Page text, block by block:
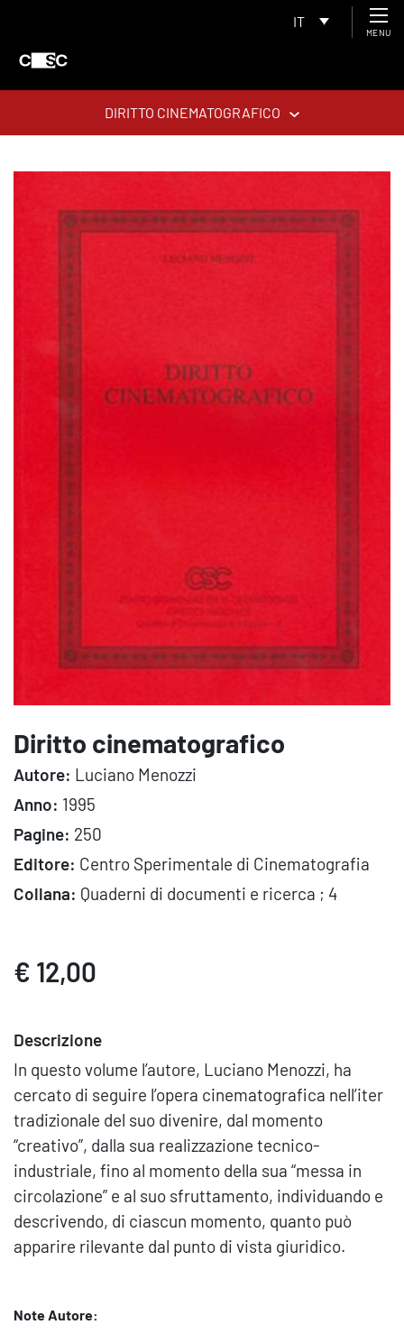
IT
MENU
DIRITTO CINEMATOGRAFICO
Diritto cinematografico
Autore: Luciano Menozzi
Anno: 1995
Pagine: 250
Editore: Centro Sperimentale di Cinematografia
Collana: Quaderni di documenti e ricerca ; 4
€ 12,00
Descrizione
In questo volume l’autore, Luciano Menozzi, ha
cercato di seguire l’opera cinematografica nell’iter
tradizionale del suo divenire, dal momento
“creativo”, dalla sua realizzazione tecnico-
industriale, fino al momento della sua “messa in
circolazione” e al suo sfruttamento, individuando e
descrivendo, di ciascun momento, quanto può
apparire rilevante dal punto di vista giuridico.
Note Autore: